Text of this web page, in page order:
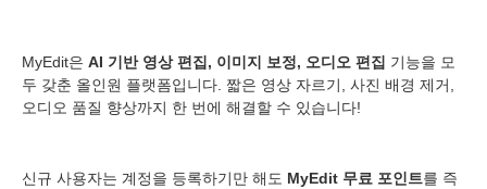
MyEdit은 AI 기반 영상 편집, 이미지 보정, 오디오 편집 기능을 모
두 갖춘 올인원 플랫폼입니다. 짧은 영상 자르기, 사진 배경 제거,
오디오 품질 향상까지 한 번에 해결할 수 있습니다!
신규 사용자는 계정을 등록하기만 해도 MyEdit 무료 포인트를 즉